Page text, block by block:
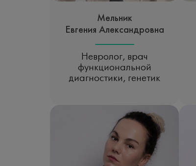
Мельник
Евгения Александровна
Невролог, врач
функциональной
диагностики, генетик